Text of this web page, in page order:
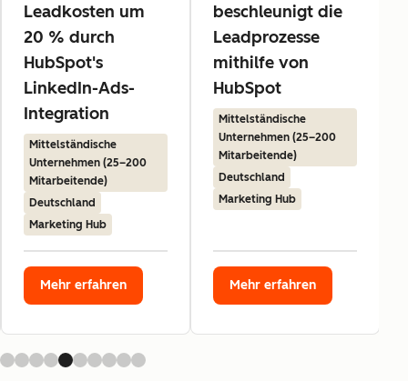
Leadkosten um
20 % durch
HubSpot's
LinkedIn-Ads-
Integration
Mittelständische
Unternehmen (25–200
Mitarbeitende)
Deutschland
Marketing Hub
Mehr erfahren
beschleunigt die
Leadprozesse
mithilfe von
HubSpot
Mittelständische
Unternehmen (25–200
Mitarbeitende)
Deutschland
Marketing Hub
Mehr erfahren